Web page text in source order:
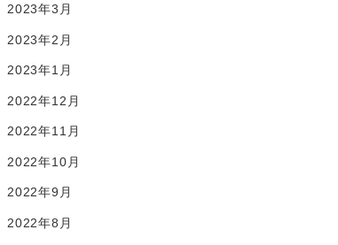
2023年3月
2023年2月
2023年1月
2022年12月
2022年11月
2022年10月
2022年9月
2022年8月